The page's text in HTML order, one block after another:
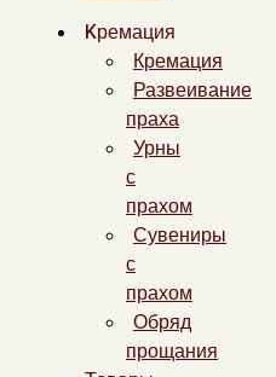
Kремация
Кремация
Развеивание
праха
Урны
с
прахом
Сувениры
с
прахом
Обряд
прощания